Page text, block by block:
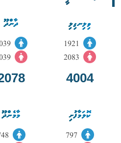
ވިލިނގިލި
1921
2083
4004
ދާންދޫ
1039
1039
ކޮލަމާފުށި
797
މާމެންދޫ
748